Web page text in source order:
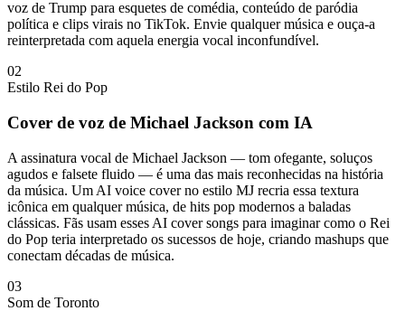
voz de Trump para esquetes de comédia, conteúdo de paródia
política e clips virais no TikTok. Envie qualquer música e ouça-a
reinterpretada com aquela energia vocal inconfundível.
02
Estilo Rei do Pop
Cover de voz de Michael Jackson com IA
A assinatura vocal de Michael Jackson — tom ofegante, soluços
agudos e falsete fluido — é uma das mais reconhecidas na história
da música. Um AI voice cover no estilo MJ recria essa textura
icônica em qualquer música, de hits pop modernos a baladas
clássicas. Fãs usam esses AI cover songs para imaginar como o Rei
do Pop teria interpretado os sucessos de hoje, criando mashups que
conectam décadas de música.
03
Som de Toronto